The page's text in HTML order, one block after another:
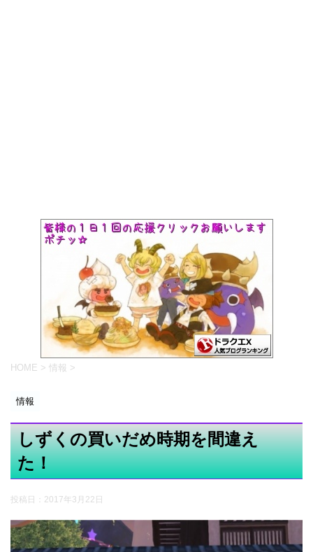
HOME > 情報 >
情報
しずくの買いだめ時期を間違え
た！
投稿日： 2017年3月22日